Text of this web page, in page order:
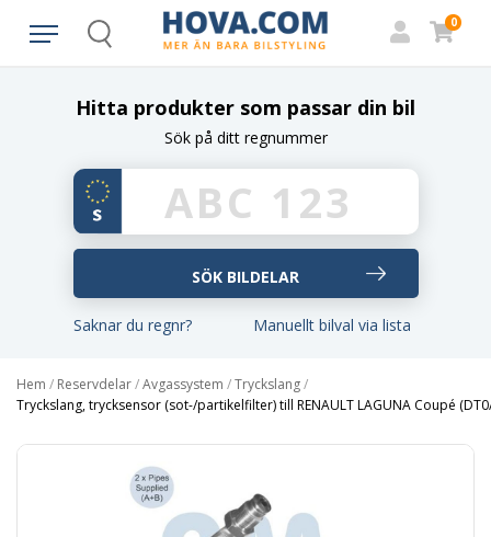
Search
0
Hitta produkter som passar din bil
Sök på ditt regnummer
Saknar du regnr? Manuellt bilval via lista
Hem / Reservdelar/Avgassystem /Tryckslang/
Tryckslang, trycksensor (sot-/partikelfilter) till RENAULT LAGUNA Coupé